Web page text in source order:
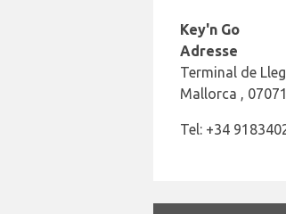
Key'n Go
Adresse
Terminal de
Mallorca , 07071
Tel: +34